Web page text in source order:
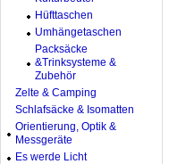
Hüfttaschen
Umhängetaschen
Packsäcke
&Trinksysteme &
Zubehör
Zelte & Camping
Schlafsäcke & Isomatten
Orientierung, Optik &
Messgeräte
Es werde Licht